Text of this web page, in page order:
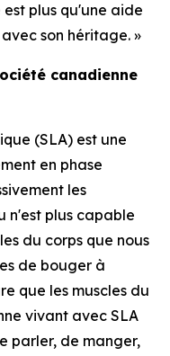
plus qu'une aide
son héritage. »
canadienne
(SLA) est une
en phase
les
n'est plus capable
du corps que nous
de bouger à
que les muscles du
vivant avec SLA
parler, de manger,